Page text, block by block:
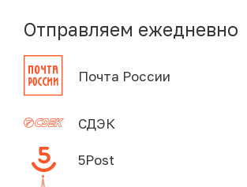
Отправляем ежедневно
Почта России
СДЭК
5Post